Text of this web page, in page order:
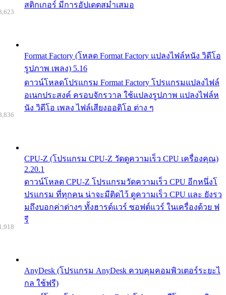
สติกเกอร์ มีการอัปเดตสม่ำเสมอ
Format Factory (โหลด Format Factory แปลงไฟล์หนัง วิดีโอ
รูปภาพ เพลง) 5.16
ดาวน์โหลดโปรแกรม Format Factory โปรแกรมแปลงไฟล์
อเนกประสงค์ ครอบจักรวาล ใช้แปลงรูปภาพ แปลงไฟล์ห
นัง วิดีโอ เพลง ไฟล์เสียงออดิโอ ต่าง ๆ
CPU-Z (โปรแกรม CPU-Z วัดดูความเร็ว CPU เครื่องคุณ)
2.20.1
ดาวน์โหลด CPU-Z โปรแกรมวัดความเร็ว CPU อีกหนึ่งโ
ปรแกรม ที่ทุกคน น่าจะมีติดไว้ ดูความเร็ว CPU และ ยังรว
มถึงบอกค่าต่างๆ ทั้งฮารด์แวร์ ซอฟต์แวร์ ในเครื่องด้วย ฟ
รี
AnyDesk (โปรแกรม AnyDesk ควบคุมคอมพิวเตอร์ระยะไ
กล ใช้ฟรี)